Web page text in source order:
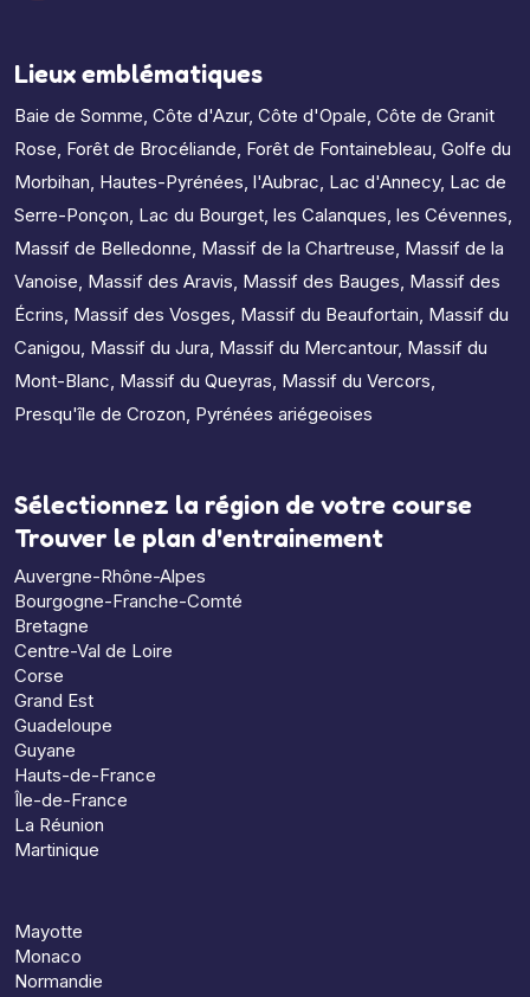
Lieux emblématiques
Baie de Somme, Côte d'Azur, Côte d'Opale, Côte de Granit
Rose, Forêt de Brocéliande, Forêt de Fontainebleau, Golfe du
Morbihan, Hautes-Pyrénées, l'Aubrac, Lac d'Annecy, Lac de
Serre-Ponçon, Lac du Bourget, les Calanques, les Cévennes,
Massif de Belledonne, Massif de la Chartreuse, Massif de la
Vanoise, Massif des Aravis, Massif des Bauges, Massif des
Écrins, Massif des Vosges, Massif du Beaufortain, Massif du
Canigou, Massif du Jura, Massif du Mercantour, Massif du
Mont-Blanc, Massif du Queyras, Massif du Vercors,
Presqu'île de Crozon, Pyrénées ariégeoises
Sélectionnez la région de votre course
Trouver le plan d'entrainement
Auvergne-Rhône-Alpes
Bourgogne-Franche-Comté
Bretagne
Centre-Val de Loire
Corse
Grand Est
Guadeloupe
Guyane
Hauts-de-France
Île-de-France
La Réunion
Martinique
Mayotte
Monaco
Normandie